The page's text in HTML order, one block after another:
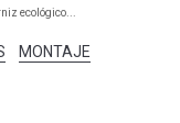
ecológico...
MONTAJE